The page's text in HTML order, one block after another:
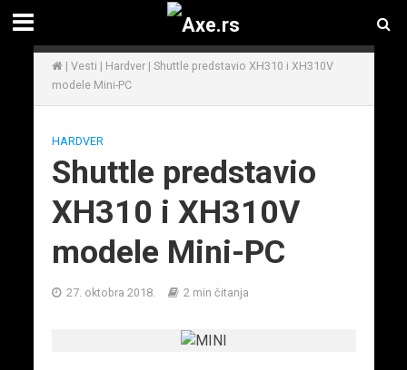
| Vesti | Hardver| Shuttle predstavio XH310 i XH310V
modele Mini-PC
HARDVER
Shuttle predstavio
XH310 i XH310V
modele Mini-PC
27. oktobra 2018. 2 min čitanja